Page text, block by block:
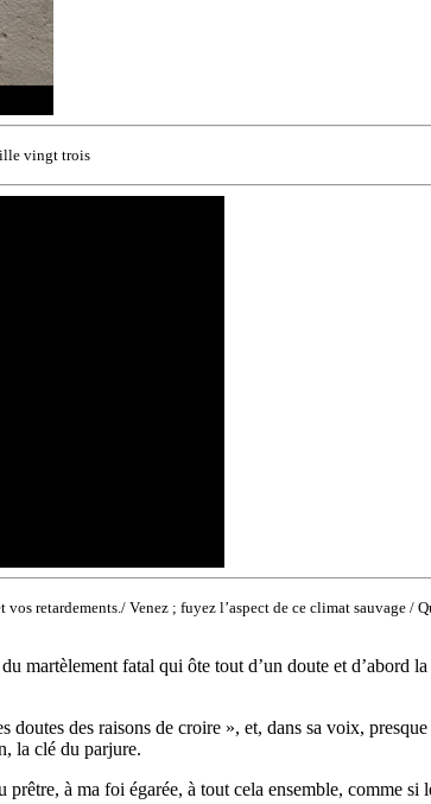
vingt trois
vos retardements./ Venez ; fuyez l’aspect de ce climat sauvage /
martèlement fatal qui ôte tout d’un doute et d’abord
doutes des raisons de croire », et, dans sa voix,
la clé du parjure.
à ma foi égarée, à tout cela ensemble, comme si